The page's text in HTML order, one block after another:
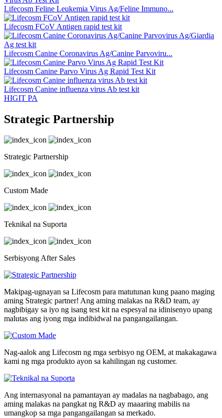
Lifecosm Feline Leukemia Virus Ag/Feline Immuno...
Lifecosm FCoV Antigen rapid test kit
Lifecosm Canine Coronavirus Ag/Canine Parvoviru...
Lifecosm Canine Parvo Virus Ag Rapid Test Kit
Lifecosm Canine influenza virus Ab test kit
HIGIT PA
Strategic Partnership
Strategic Partnership
Custom Made
Teknikal na Suporta
Serbisyong After Sales
Makipag-ugnayan sa Lifecosm para matutunan kung paano maging
aming Strategic partner! Ang aming malakas na R&D team, ay
nagbibigay sa iyo ng isang test kit na espesyal na idinisenyo upang
malutas ang iyong mga indibidwal na pangangailangan.
Nag-aalok ang Lifecosm ng mga serbisyo ng OEM, at makakagawa
kami ng mga produkto ayon sa kahilingan ng customer.
Ang internasyonal na pamantayan ay madalas na nagbabago, ang
aming malakas na pangkat ng R&D ay maaaring mabilis na
umangkop sa mga pangangailangan sa merkado.